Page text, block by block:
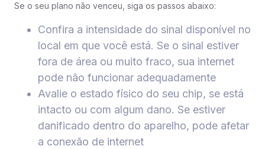
Se o seu plano não venceu, siga os passos abaixo:
Confira a intensidade do sinal disponível no
local em que você está. Se o sinal estiver
fora de área ou muito fraco, sua internet
pode não funcionar adequadamente
Avalie o estado físico do seu chip, se está
intacto ou com algum dano. Se estiver
danificado dentro do aparelho, pode afetar
a conexão de internet